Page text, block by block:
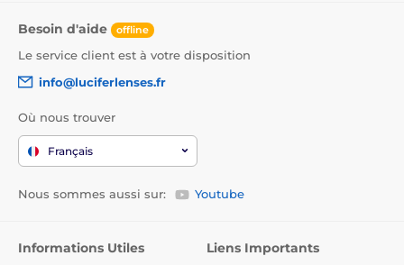
Besoin d'aide offline
Le service client est à votre disposition
info@luciferlenses.fr
Où nous trouver
Français
Nous sommes aussi sur: Youtube
Informations Utiles Liens Importants